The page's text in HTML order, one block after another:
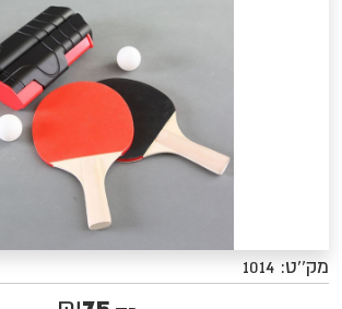
מק''ט: 1014